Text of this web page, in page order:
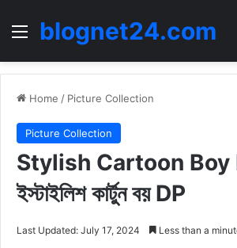
Menublognet24.com
Home / Picture Collection
Picture Collection
Stylish Cartoon Boy
ইস্টাইলিশ কার্টুন বয় DP
Last Updated: July 17, 2024 Less than a